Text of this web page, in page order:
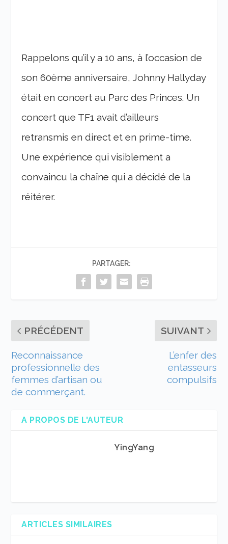
Rappelons qu’il y a 10 ans, à l’occasion de
son 60ème anniversaire, Johnny Hallyday
était en concert au Parc des Princes. Un
concert que TF1 avait d’ailleurs
retransmis en direct et en prime-time.
Une expérience qui visiblement a
convaincu la chaîne qui a décidé de la
réitérer.
PARTAGER:
PRÉCÉDENT
Reconnaissance
professionnelle des
femmes d’artisan ou
de commerçant.
SUIVANT
L’enfer des
entasseurs
compulsifs
A PROPOS DE L'AUTEUR
YingYang
ARTICLES SIMILAIRES